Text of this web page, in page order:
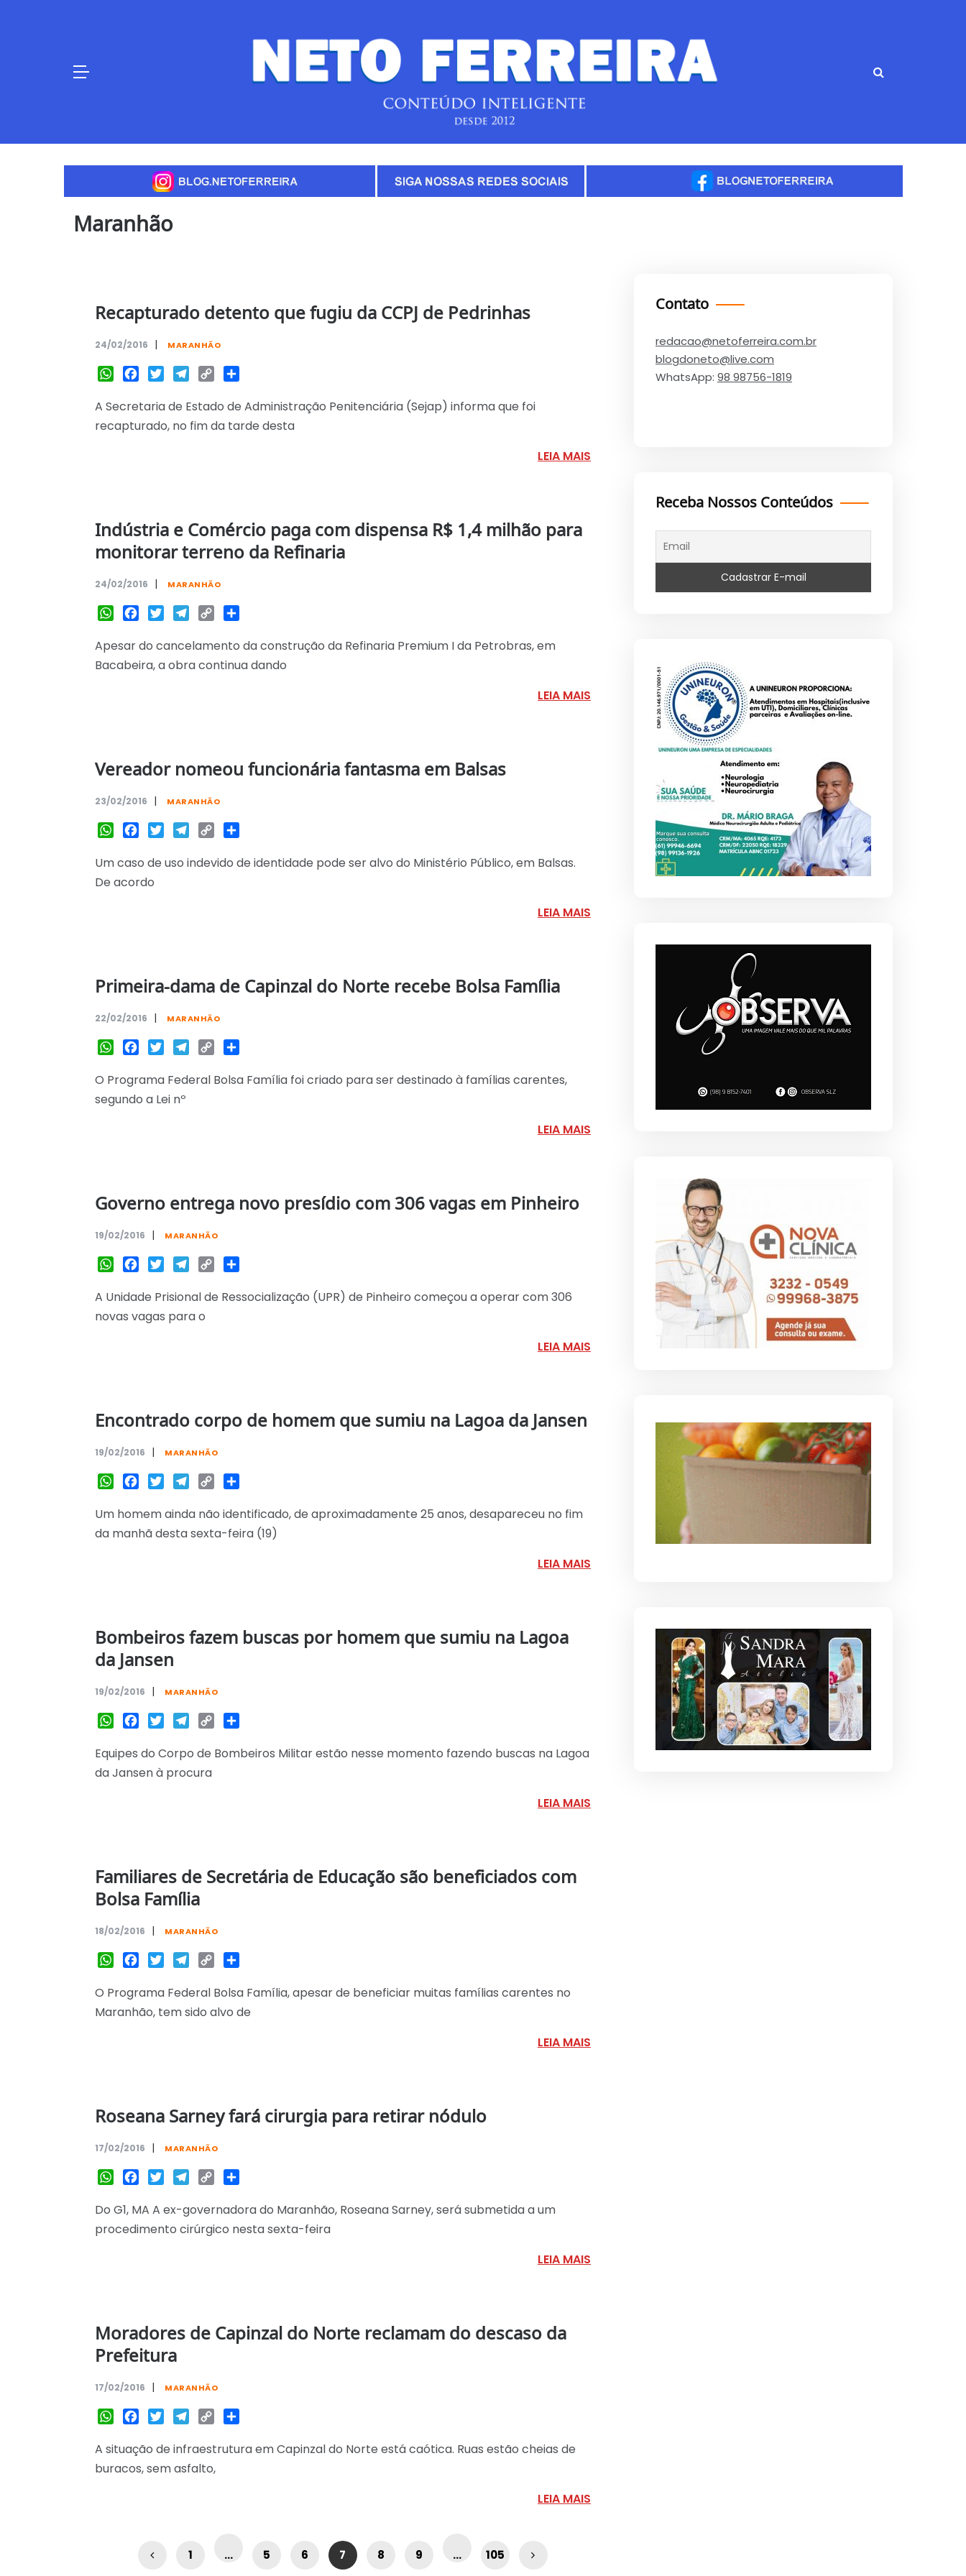
Maranhão
Recapturado detento que fugiu da CCPJ de Pedrinhas
24/02/2016 | MARANHÃO
WhatsAppFacebook
Twitter Telegram
Copy
A Secretaria de Estado de Administração Penitenciária (Sejap) informa que foi
recapturado, no fim da tarde desta
LEIA MAIS
Indústria e Comércio paga com dispensa R$ 1,4 milhão para
monitorar terreno da Refinaria
24/02/2016 | MARANHÃO
WhatsAppFacebook
Twitter Telegram
Copy
Apesar do cancelamento da construção da Refinaria Premium I da Petrobras, em
Bacabeira, a obra continua dando
LEIA MAIS
Vereador nomeou funcionária fantasma em Balsas
23/02/2016 | MARANHÃO
WhatsAppFacebook
Twitter Telegram
Copy
Um caso de uso indevido de identidade pode ser alvo do Ministério Público, em Balsas.
De acordo
LEIA MAIS
Primeira-dama de Capinzal do Norte recebe Bolsa Família
22/02/2016 | MARANHÃO
WhatsAppFacebook
Twitter Telegram
Copy
O Programa Federal Bolsa Família foi criado para ser destinado à famílias carentes,
segundo a Lei nº
LEIA MAIS
Governo entrega novo presídio com 306 vagas em Pinheiro
19/02/2016 | MARANHÃO
WhatsAppFacebook
Twitter Telegram
Copy
A Unidade Prisional de Ressocialização (UPR) de Pinheiro começou a operar com 306
novas vagas para o
LEIA MAIS
Encontrado corpo de homem que sumiu na Lagoa da Jansen
19/02/2016 | MARANHÃO
WhatsAppFacebook
Twitter Telegram
Copy
Um homem ainda não identificado, de aproximadamente 25 anos, desapareceu no fim
da manhã desta sexta-­feira (19)
LEIA MAIS
Bombeiros fazem buscas por homem que sumiu na Lagoa
da Jansen
19/02/2016 | MARANHÃO
WhatsAppFacebook
Twitter Telegram
Copy
Equipes do Corpo de Bombeiros Militar estão nesse momento fazendo buscas na Lagoa
da Jansen à procura
LEIA MAIS
Familiares de Secretária de Educação são beneficiados com
Bolsa Família
18/02/2016 | MARANHÃO
WhatsAppFacebook
Twitter Telegram
Copy
O Programa Federal Bolsa Família, apesar de beneficiar muitas famílias carentes no
Maranhão, tem sido alvo de
LEIA MAIS
Roseana Sarney fará cirurgia para retirar nódulo
17/02/2016 | MARANHÃO
WhatsAppFacebook
Twitter Telegram
Copy
Do G1, MA A ex-governadora do Maranhão, Roseana Sarney, será submetida a um
procedimento cirúrgico nesta sexta-feira
LEIA MAIS
Moradores de Capinzal do Norte reclamam do descaso da
Prefeitura
17/02/2016 | MARANHÃO
WhatsAppFacebook
Twitter Telegram
Copy
A situação de infraestrutura em Capinzal do Norte está caótica. Ruas estão cheias de
buracos, sem asfalto,
LEIA MAIS
1 … 5 6 7 8 9 … 105
Contato
redacao@netoferreira.com.br
blogdoneto@live.com
WhatsApp: 98 98756-1819
Receba Nossos Conteúdos